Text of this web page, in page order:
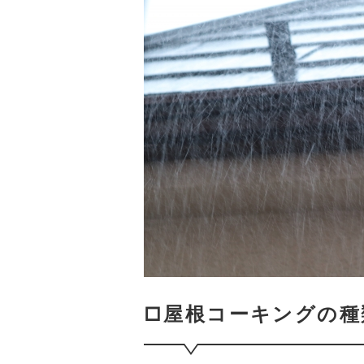
□屋根コーキングの